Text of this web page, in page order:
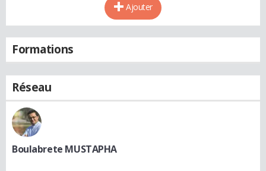
Ajouter
Formations
Réseau
Boulabrete MUSTAPHA